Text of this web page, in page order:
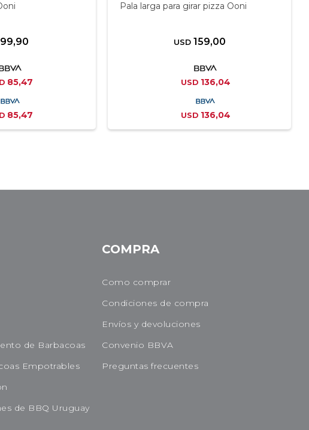
99,90
85,47
85,47
Pala larga para girar pizza Ooni
USD 159,00
USD 136,04
USD 136,04
de Barbacoas
Empotrables
de BBQ Uruguay
COMPRA
Como comprar
Condiciones de compra
Envíos y devoluciones
Convenio BBVA
Preguntas frecuentes